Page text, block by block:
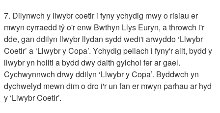
7. Dilynwch y llwybr coetir i fyny ychydig mwy o risiau er
mwyn cyrraedd tŷ o'r enw Bwthyn Llys Euryn, a throwch i'r
dde, gan ddilyn llwybr llydan sydd wedi'i arwyddo ‘Llwybr
Coetir’ a ‘Llwybr y Copa’. Ychydig pellach i fyny'r allt, bydd y
llwybr yn hollti a bydd dwy daith gylchol fer ar gael.
Cychwynnwch drwy ddilyn ‘Llwybr y Copa’. Byddwch yn
dychwelyd mewn dim o dro i'r un fan er mwyn parhau ar hyd
y ‘Llwybr Coetir’.